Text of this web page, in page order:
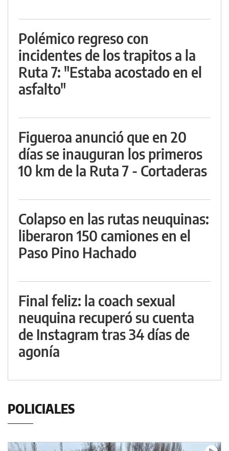
Polémico regreso con
incidentes de los trapitos a la
Ruta 7: "Estaba acostado en el
asfalto"
Figueroa anunció que en 20
días se inauguran los primeros
10 km de la Ruta 7 - Cortaderas
Colapso en las rutas neuquinas:
liberaron 150 camiones en el
Paso Pino Hachado
Final feliz: la coach sexual
neuquina recuperó su cuenta
de Instagram tras 34 días de
agonía
POLICIALES